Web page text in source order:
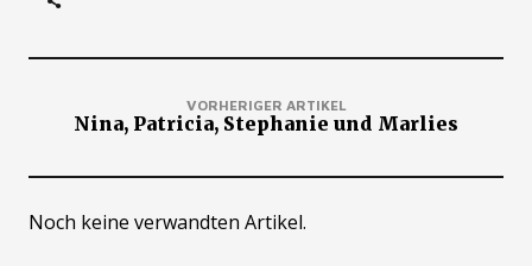
VORHERIGER ARTIKEL
Nina, Patricia, Stephanie und Marlies
Noch keine verwandten Artikel.